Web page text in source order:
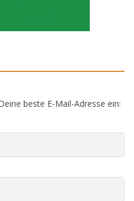
beste E-Mail-Adresse ein: